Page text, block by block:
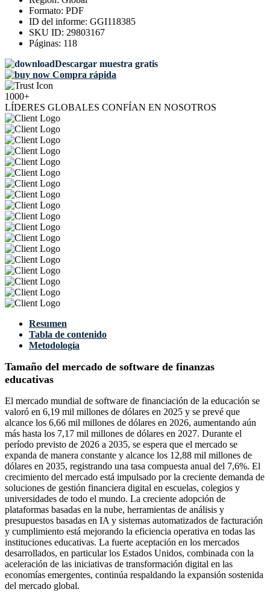
Formato: PDF
ID del informe: GGI118385
SKU ID: 29803167
Páginas: 118
Descargar muestra gratis
Compra rápida
1000+
LÍDERES GLOBALES CONFÍAN EN NOSOTROS
Resumen
Tabla de contenido
Metodología
Tamaño del mercado de software de finanzas
educativas
El mercado mundial de software de financiación de la educación se
valoró en 6,19 mil millones de dólares en 2025 y se prevé que
alcance los 6,66 mil millones de dólares en 2026, aumentando aún
más hasta los 7,17 mil millones de dólares en 2027. Durante el
período previsto de 2026 a 2035, se espera que el mercado se
expanda de manera constante y alcance los 12,88 mil millones de
dólares en 2035, registrando una tasa compuesta anual del 7,6%. El
crecimiento del mercado está impulsado por la creciente demanda de
soluciones de gestión financiera digital en escuelas, colegios y
universidades de todo el mundo. La creciente adopción de
plataformas basadas en la nube, herramientas de análisis y
presupuestos basadas en IA y sistemas automatizados de facturación
y cumplimiento está mejorando la eficiencia operativa en todas las
instituciones educativas. La fuerte aceptación en los mercados
desarrollados, en particular los Estados Unidos, combinada con la
aceleración de las iniciativas de transformación digital en las
economías emergentes, continúa respaldando la expansión sostenida
del mercado global.